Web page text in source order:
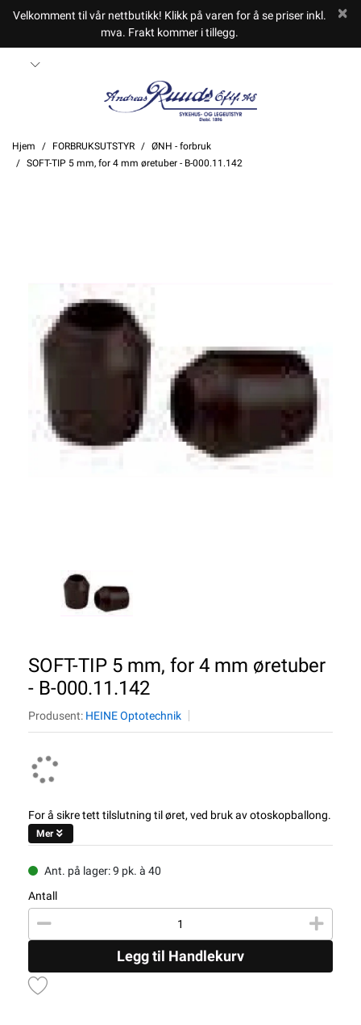
Velkomment til vår nettbutikk! Klikk på varen for å se priser inkl.
mva. Frakt kommer i tillegg.
Hjem FORBRUKSUTSTYR
ØNH - forbruk
SOFT-TIP 5 mm, for 4 mm øretuber - B-000.11.142
SOFT-TIP 5 mm, for 4 mm øretuber
- B-000.11.142
Produsent: HEINE Optotechnik
For å sikre tett tilslutning til øret, ved bruk av otoskopballong.
Mer
Ant. på lager: 9 pk. à 40
Antall
Legg til Handlekurv